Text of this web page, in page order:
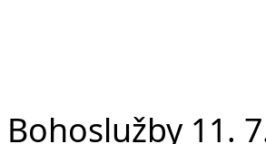
Bohoslužby 11.